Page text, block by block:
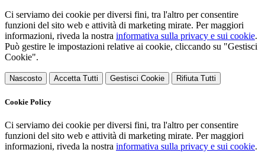
Ci serviamo dei cookie per diversi fini, tra l'altro per consentire
funzioni del sito web e attività di marketing mirate. Per maggiori
informazioni, riveda la nostra informativa sulla privacy e sui cookie.
Può gestire le impostazioni relative ai cookie, cliccando su "Gestisci
Cookie".
Nascosto Accetta Tutti Gestisci Cookie Rifiuta Tutti
Cookie Policy
Ci serviamo dei cookie per diversi fini, tra l'altro per consentire
funzioni del sito web e attività di marketing mirate. Per maggiori
informazioni, riveda la nostra informativa sulla privacy e sui cookie.